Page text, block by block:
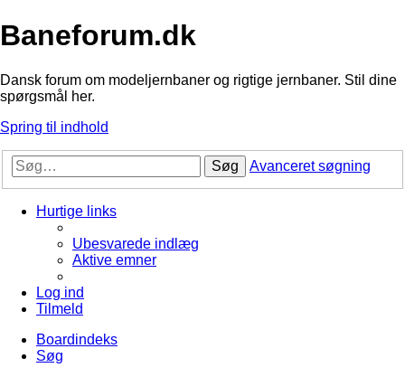
Baneforum.dk
Dansk forum om modeljernbaner og rigtige jernbaner. Stil dine
spørgsmål her.
Spring til indhold
Søg Avanceret søgning
Hurtige links
Ubesvarede indlæg
Aktive emner
Log ind
Tilmeld
Boardindeks
Søg